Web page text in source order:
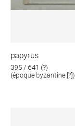
papyrus
395 / 641 (?)
(époque byzantine [?])